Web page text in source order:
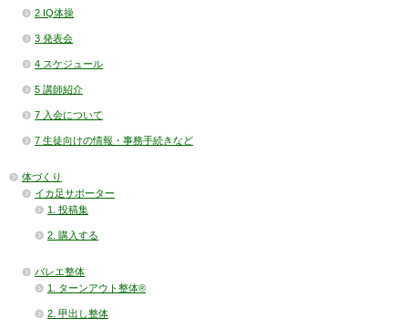
2 IQ体操
3 発表会
4 スケジュール
5 講師紹介
7 入会について
7 生徒向けの情報・事務手続きなど
体づくり
イカ足サポーター
1. 投稿集
2. 購入する
バレエ整体
1. ターンアウト整体®
2. 甲出し整体